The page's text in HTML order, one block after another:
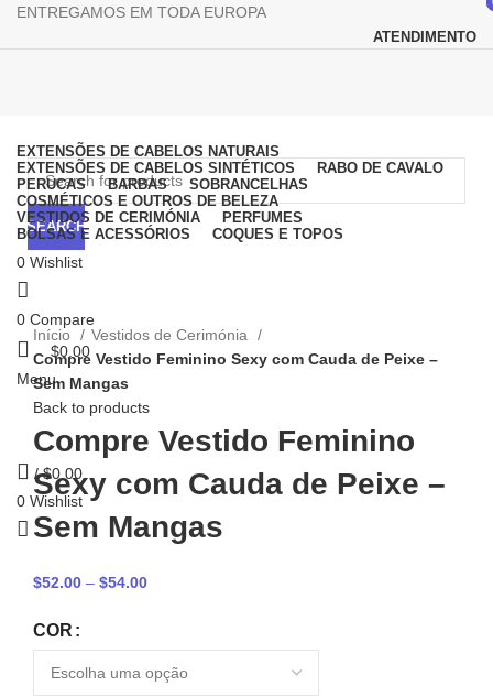
ENTREGAMOS EM TODA EUROPA
ATENDIMENTO
SEARCH
0 Wishlist
0 Compare
$0.00
Menu
/ $0.00
0 Wishlist
EXTENSÕES DE CABELOS NATURAIS
EXTENSÕES DE CABELOS SINTÉTICOS
RABO DE CAVALO
PERUCAS
BARBAS
SOBRANCELHAS
COSMÉTICOS E OUTROS DE BELEZA
VESTIDOS DE CERIMÓNIA
PERFUMES
BOLSAS E ACESSÓRIOS
COQUES E TOPOS
Click to enlarge
Início
Vestidos de Cerimónia
Compre Vestido Feminino Sexy com Cauda de Peixe –
Sem Mangas
Back to products
Compre Vestido Feminino
Sexy com Cauda de Peixe –
Sem Mangas
$52.00 – $54.00
COR